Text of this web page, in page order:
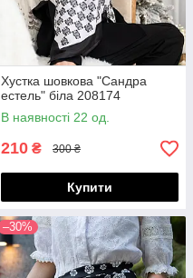
Хустка шовкова "Сандра
естель" біла 208174
В наявності 22 од.
210 ₴ 300 ₴
Купити
–30%